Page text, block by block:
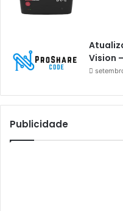
Athomics
Athomics
Athomics
Athomics
Atto
AttoNet
Vision
Publicidade